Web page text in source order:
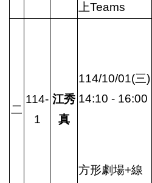
上Teams
二
114-
1
江秀
真
114/10/01(三)
14:10 - 16:00
方形劇場+線